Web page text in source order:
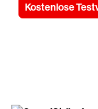
Kostenlose